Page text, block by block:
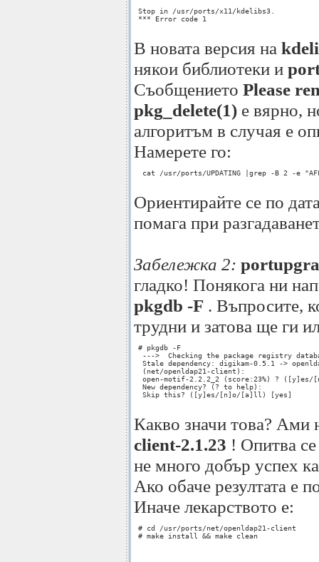
Stop in /usr/ports/x11/kdelibs3.
*** Error code 1
В новата версия на
някои библиотеки и
Съобщението Please
pkg_delete(1) е вярно,
алгоритъм в случая е
Намерете го:
cat /usr/ports/UPDATING |grep -B 2 -e
Ориентирайте се по
помага при
Забележка 2:
гладко! Понякога ни
pkgdb -F . Въпросите,
трудни и затова ще ги
# pkgdb -F
--->  Checking the package registry
Stale dependency: digikam-0.5.1 ->
  (net/openldap21-client):
open-motif-2.2.2_2 (score:23%) ? ([y]es/
  New dependency? (? to help):
  Skip this? ([y]es/[n]o/[a]ll) [yes]
Какво значи това? Ами
client-2.1.23 ! Опитва
не много добър успех
Ако обаче резултата е
Иначе лекарството е:
# cd /usr/ports/net/openldap21-client
# make install && make clean